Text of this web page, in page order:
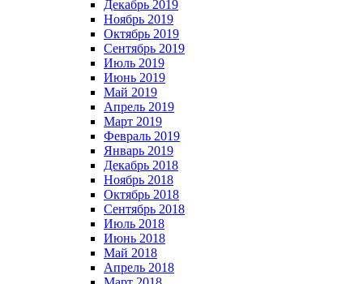
Декабрь 2019
Ноябрь 2019
Октябрь 2019
Сентябрь 2019
Июль 2019
Июнь 2019
Май 2019
Апрель 2019
Март 2019
Февраль 2019
Январь 2019
Декабрь 2018
Ноябрь 2018
Октябрь 2018
Сентябрь 2018
Июль 2018
Июнь 2018
Май 2018
Апрель 2018